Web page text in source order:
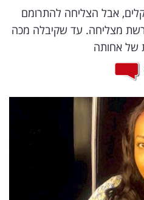
אבל הצליחה להתרומם
רשת מצליחה. עד שקיבלה מכה
של אחותה